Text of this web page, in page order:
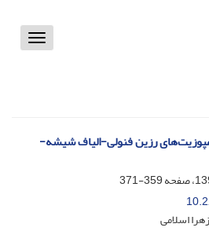
Toggle
رزین فنولی-الیاف شیشه-
359-371
اسلامی